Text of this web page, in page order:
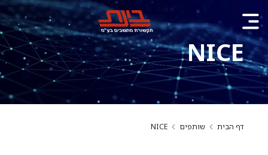
NICE
דף הבית שותפים NICE